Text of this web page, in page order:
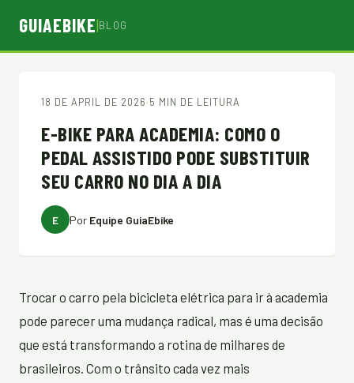
GUIAEBIKE|BLOG
18 DE APRIL DE 2026 · 5 MIN DE LEITURA
E-BIKE PARA ACADEMIA: COMO O
PEDAL ASSISTIDO PODE SUBSTITUIR
SEU CARRO NO DIA A DIA
E Por Equipe GuiaEbike
Trocar o carro pela bicicleta elétrica para ir à academia
pode parecer uma mudança radical, mas é uma decisão
que está transformando a rotina de milhares de
brasileiros. Com o trânsito cada vez mais